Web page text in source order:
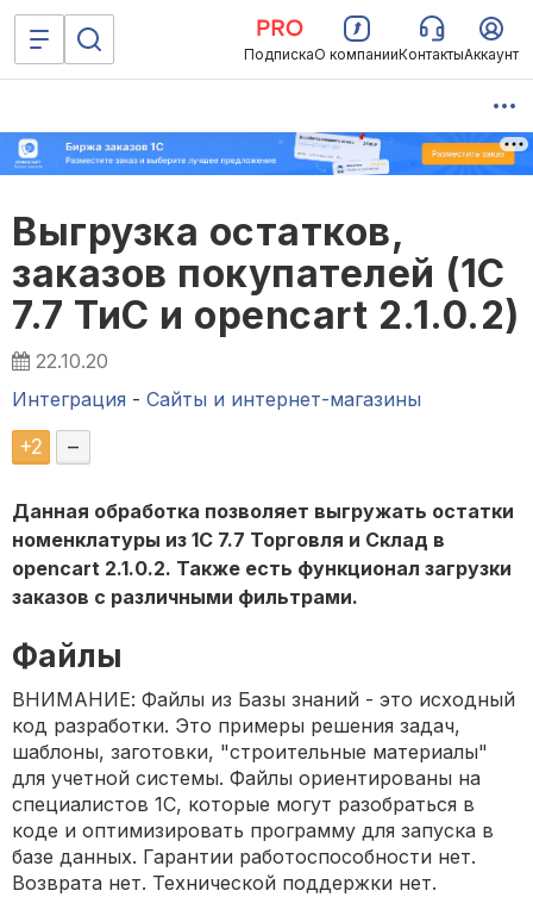
ПодпискаО компанииКонтактыАккаунт
Выгрузка остатков,
заказов покупателей (1C
7.7 ТиС и opencart 2.1.0.2)
22.10.20
Интеграция - Сайты и интернет-магазины
+2 –
Данная обработка позволяет выгружать остатки
номенклатуры из 1С 7.7 Торговля и Склад в
opencart 2.1.0.2. Также есть функционал загрузки
заказов с различными фильтрами.
Файлы
ВНИМАНИЕ: Файлы из Базы знаний - это исходный
код разработки. Это примеры решения задач,
шаблоны, заготовки, "строительные материалы"
для учетной системы. Файлы ориентированы на
специалистов 1С, которые могут разобраться в
коде и оптимизировать программу для запуска в
базе данных. Гарантии работоспособности нет.
Возврата нет. Технической поддержки нет.